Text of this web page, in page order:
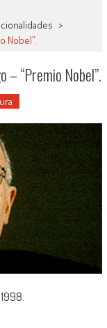
>
Nobel”.
– “Premio Nobel”.